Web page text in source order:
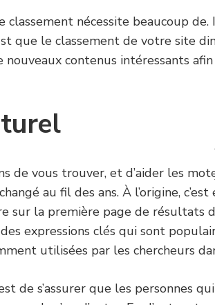
nécessite beaucoup de.
que le classement de votre site
contenus intéressants
de vous trouver, et d’aider les
au fil des ans. À l’origine,
sur la première page de résultats
expressions clés qui sont
utilisées par les chercheurs
de s’assurer que les personnes